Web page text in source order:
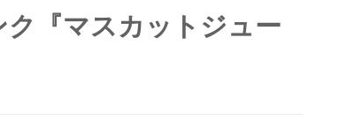
ク『マスカットジュー